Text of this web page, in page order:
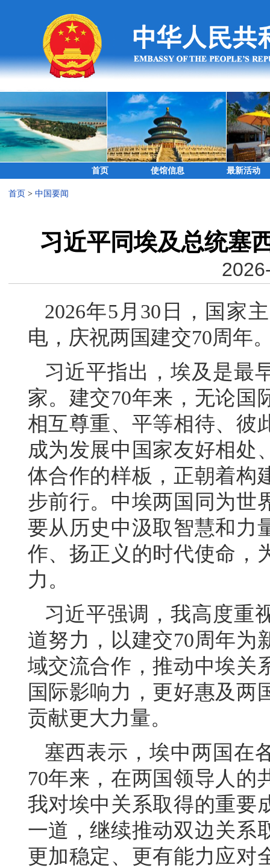
首页 使馆信息 最新活动
首页 > 中国要闻
习近平同埃及总统塞
2026年5月30日，国家
电，庆祝两国建交70周年
习近平指出，埃及是最
家。建交70年来，无论国
相互尊重、平等相待、彼
成为发展中国家友好相处
体合作的样板，正朝着构
步前行。中埃两国同为世
要从历史中汲取智慧和力
作、扬正义的时代使命，
力。
习近平强调，我高度重
道努力，以建交70周年为
域交流合作，推动中埃关
国际影响力，更好惠及两
贡献更大力量。
塞西表示，埃中两国在
70年来，在两国领导人的
我对埃中关系取得的重要
一道，继续推动双边关系
更加稳定、更有能力应对